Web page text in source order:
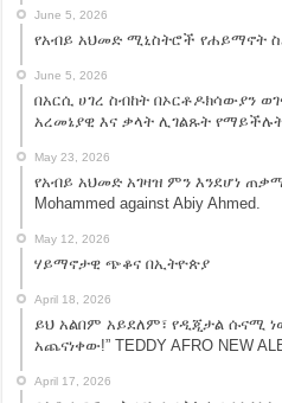
June 5, 2026
የአብይ አህመድ ሚኒስትሮች የሐይማኖት
June 5, 2026
በአርሲ ሀገረ ስብከት በኦርቶዶክሳውያን
አረመኔያዊ እና ቃላት ሊገልጹት
May 23, 2026
የአብይ አህመድ አገዛዝ ምን እንደሆነ
Mohammed against Abiy Ahmed.
May 12, 2026
ሃይማኖታዊ ጭቆና በኢትዮጵያ
April 18, 2026
ይህ አልበም አይደለም፣ የዲጂታል ሱናሚ
አጨናነቀው!” TEDDY AFRO NEW
April 17, 2026